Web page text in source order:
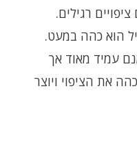
רגילים.
הוא כהה במעט.
עמיד מאוד אך
את הציפוי ויוצר